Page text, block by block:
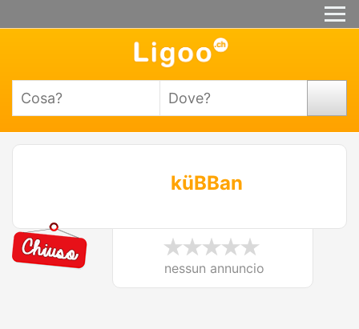
küBBan
nessun annuncio